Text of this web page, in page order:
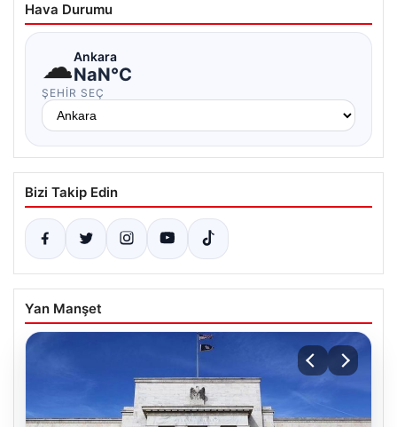
Hava Durumu
☁Ankara
NaN°C
ŞEHIR SEÇ
Bizi Takip Edin
Yan Manşet